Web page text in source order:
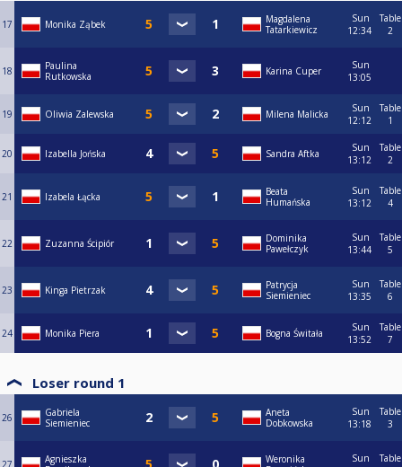
17 Monika Ząbek
Magdalena
Tatarkiewicz
Sun
12:34
Table
2
18
Paulina
Rutkowska
Karina Cuper
Sun
13:05
19 Oliwia Zalewska Milena Malicka
Sun
12:12
Table
1
20 Izabella Jońska Sandra Aftka
Sun
13:12
Table
2
21 Izabela Łącka
Beata
Humańska
Sun
13:12
Table
4
22 Zuzanna Ścipiór
Dominika
Pawełczyk
Sun
13:44
Table
5
23 Kinga Pietrzak
Patrycja
Siemieniec
Sun
13:35
Table
6
24 Monika Piera Bogna Świtała
Sun
13:52
Table
7
Loser round 1
26
Gabriela
Siemieniec
Aneta
Dobkowska
Sun
13:18
Table
3
Agnieszka
Weronika
Sun
Table